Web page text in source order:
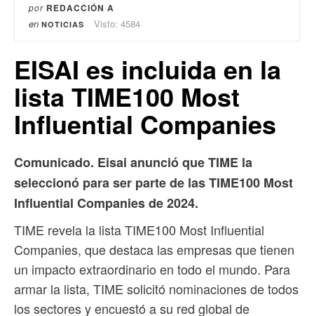
por REDACCIÓN A
en NOTICIAS Visto: 4584
EISAI es incluida en la
lista TIME100 Most
Influential Companies
Comunicado. Eisai anunció que TIME la
seleccionó para ser parte de las TIME100 Most
Influential Companies de 2024.
TIME revela la lista TIME100 Most Influential
Companies, que destaca las empresas que tienen
un impacto extraordinario en todo el mundo. Para
armar la lista, TIME solicitó nominaciones de todos
los sectores y encuestó a su red global de